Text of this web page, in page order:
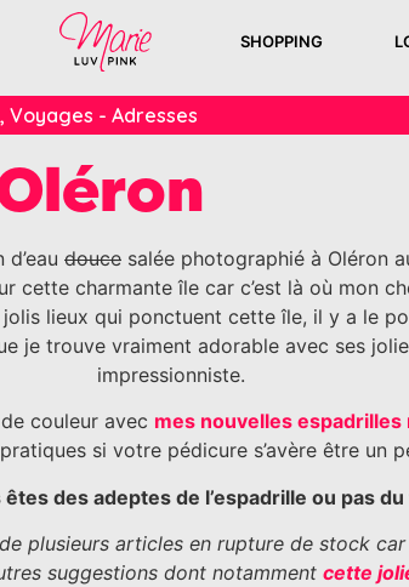
SHOPPING
, Voyages - Adresses
douce salée photographié à Oléron
cette charmante île car c’est là où mon
lieux qui ponctuent cette île, il y a le
je trouve vraiment adorable avec ses
impressionniste.
couleur avec mes nouvelles espadrilles
si votre pédicure s’avère être un
êtes des adeptes de l’espadrille ou pas
plusieurs articles en rupture de stock
suggestions dont notamment cette